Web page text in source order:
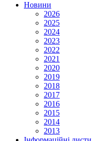
Новини
2026
2025
2024
2023
2022
2021
2020
2019
2018
2017
2016
2015
2014
2013